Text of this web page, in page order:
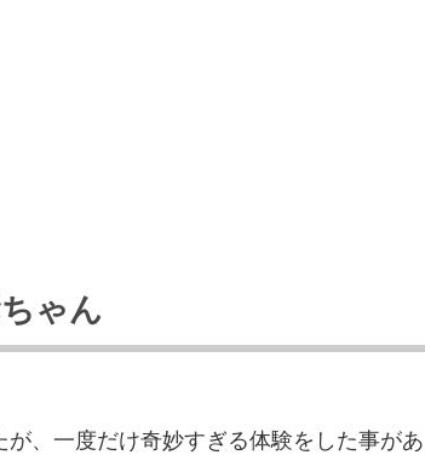
ゃん
、一度だけ奇妙すぎる体験をした事があ